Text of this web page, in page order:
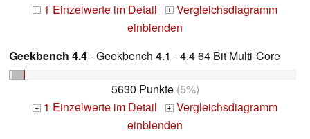
+ 1 Einzelwerte im Detail + Vergleichsdiagramm
einblenden
Geekbench 4.4- Geekbench 4.1 - 4.4 64 Bit Multi-Core
5630 Punkte(5%)
+ 1 Einzelwerte im Detail + Vergleichsdiagramm
einblenden